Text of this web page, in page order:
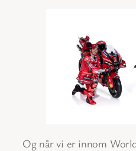
Og når vi er innom